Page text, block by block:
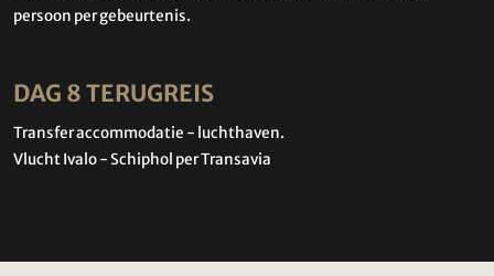
persoon per gebeurtenis.
DAG 8 TERUGREIS
Transfer accommodatie - luchthaven.
Vlucht Ivalo - Schiphol per Transavia